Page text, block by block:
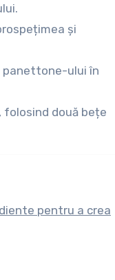
și
panettone-ului în
folosind două bețe
pentru a crea